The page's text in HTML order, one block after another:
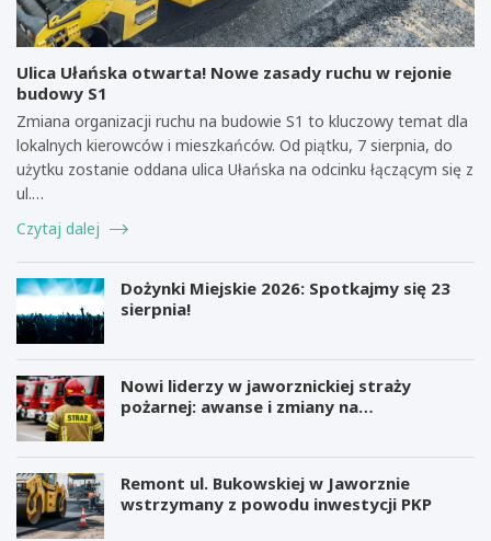
Ulica Ułańska otwarta! Nowe zasady ruchu w rejonie
budowy S1
Zmiana organizacji ruchu na budowie S1 to kluczowy temat dla
lokalnych kierowców i mieszkańców. Od piątku, 7 sierpnia, do
użytku zostanie oddana ulica Ułańska na odcinku łączącym się z
ul.…
Czytaj dalej
Dożynki Miejskie 2026: Spotkajmy się 23
sierpnia!
Nowi liderzy w jaworznickiej straży
pożarnej: awanse i zmiany na
Remont ul. Bukowskiej w Jaworznie
wstrzymany z powodu inwestycji PKP